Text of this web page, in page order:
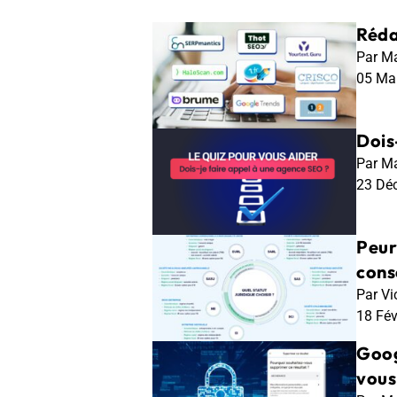
Par
05
Par
23
Par
18
vous